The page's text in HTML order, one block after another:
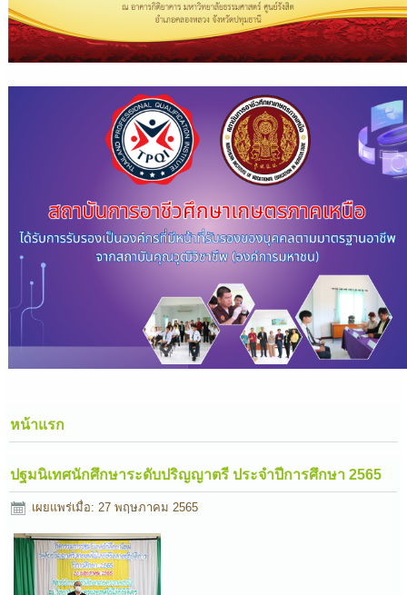
หน้าแรก
ปฐมนิเทศนักศึกษาระดับปริญญาตรี ประจำปีการศึกษา 2565
เผยแพร่เมื่อ: 27 พฤษภาคม 2565